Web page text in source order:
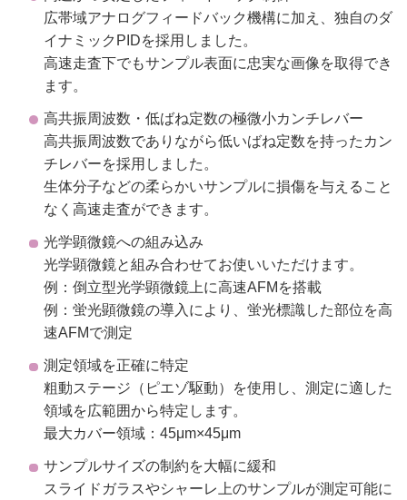
広帯域アナログフィードバック機構に加え、独自のダ
イナミックPIDを採用しました。
高速走査下でもサンプル表面に忠実な画像を取得でき
ます。
高共振周波数・低ばね定数の極微小カンチレバー
高共振周波数でありながら低いばね定数を持ったカン
チレバーを採用しました。
生体分子などの柔らかいサンプルに損傷を与えること
なく高速走査ができます。
光学顕微鏡への組み込み
光学顕微鏡と組み合わせてお使いいただけます。
例：倒立型光学顕微鏡上に高速AFMを搭載
例：蛍光顕微鏡の導入により、蛍光標識した部位を高
速AFMで測定
測定領域を正確に特定
粗動ステージ（ピエゾ駆動）を使用し、測定に適した
領域を広範囲から特定します。
最大カバー領域：45μm×45μm
サンプルサイズの制約を大幅に緩和
スライドガラスやシャーレ上のサンプルが測定可能に